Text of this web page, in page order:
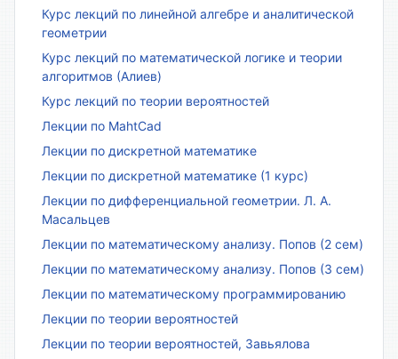
Курс лекций по линейной алгебре и аналитической
геометрии
Курс лекций по математической логике и теории
алгоритмов (Алиев)
Курс лекций по теории вероятностей
Лекции по MahtCad
Лекции по дискретной математике
Лекции по дискретной математике (1 курс)
Лекции по дифференциальной геометрии. Л. А.
Масальцев
Лекции по математическому анализу. Попов (2 сем)
Лекции по математическому анализу. Попов (3 сем)
Лекции по математическому программированию
Лекции по теории вероятностей
Лекции по теории вероятностей, Завьялова